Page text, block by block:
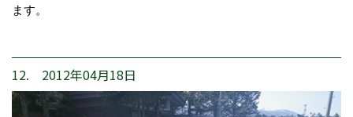
ます。
12. 2012年04月18日